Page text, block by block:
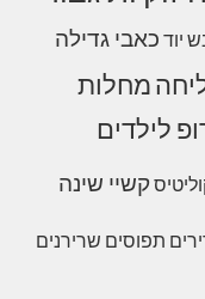
יוד כאבי גדילה
מחלות
לילדים
קשיי שינה
תפוסים שרירנים